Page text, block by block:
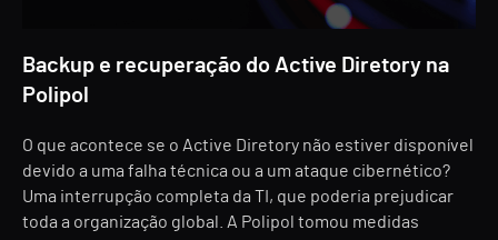
Backup e recuperação do Active Diretory na
Polipol
O que acontece se o Active Diretory não estiver disponível
devido a uma falha técnica ou a um ataque cibernético?
Uma interrupção completa da TI, que poderia prejudicar
toda a organização global. A Polipol tomou medidas